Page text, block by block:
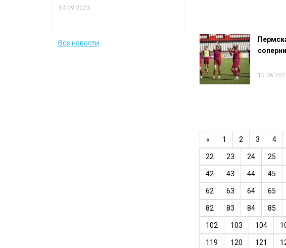
14.09.2023
Все новости
« 1 2 3 4
22 23 24 25
42 43 44 45
62 63 64 65
82 83 84 85
102 103 104
119 120 121